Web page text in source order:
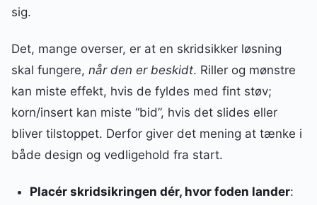
sig.
Det, mange overser, er at en skridsikker løsning
skal fungere, når den er beskidt. Riller og mønstre
kan miste effekt, hvis de fyldes med fint støv;
korn/insert kan miste “bid”, hvis det slides eller
bliver tilstoppet. Derfor giver det mening at tænke i
både design og vedligehold fra start.
Placér skridsikringen dér, hvor foden lander: